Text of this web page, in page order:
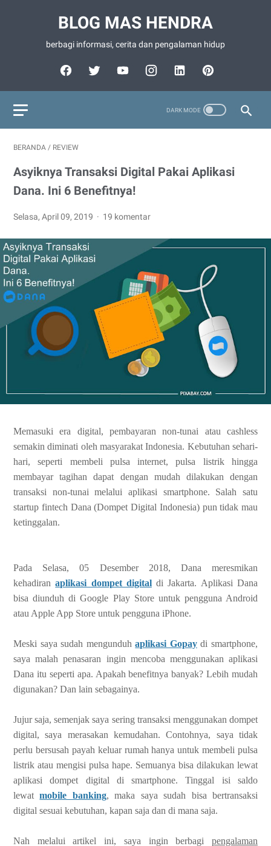
BLOG MAS HENDRA
berbagi informasi, cerita dan pengalaman hidup
BERANDA / REVIEW
Asyiknya Transaksi Digital Pakai Aplikasi
Dana. Ini 6 Benefitnya!
Selasa, April 09, 2019 19 komentar
Memasuki era digital, pembayaran non-tunai atau cashless
semakin diminati oleh masyarakat Indonesia. Kebutuhan sehari-
hari, seperti membeli pulsa internet, pulsa listrik hingga
membayar tagihan dapat dengan mudah dilakukan dengan
transaksi non-tunai melalui aplikasi smartphone. Salah satu
startup fintech Dana (Dompet Digital Indonesia) pun tidak mau
ketinggalan.
Pada Selasa, 05 Desember 2018, Dana meresmikan
kehadiranaplikasi dompet digitaldi Jakarta. Aplikasi Dana
bisa diunduh di Google Play Store untuk pengguna Android
atau Apple App Store untuk pengguna iPhone.
Meski saya sudah mengunduhaplikasi Gopaydi smartphone,
saya malah penasaran ingin mencoba menggunakan aplikasi
Dana itu seperti apa. Apakah benefitnya banyak? Lebih mudah
digunakan? Dan lain sebagainya.
Jujur saja, semenjak saya sering transaksi menggunakan dompet
digital, saya merasakan kemudahan. Contohnya, saya tidak
perlu bersusah payah keluar rumah hanya untuk membeli pulsa
listrik atau mengisi pulsa hape. Semuanya bisa dilakukan lewat
aplikasi dompet digital di smartphone. Tinggal isi saldo
lewatmobile banking, maka saya sudah bisa bertransaksi
digital sesuai kebutuhan, kapan saja dan di mana saja.
Nah melalui artikel ini, saya ingin berbagi pengalaman